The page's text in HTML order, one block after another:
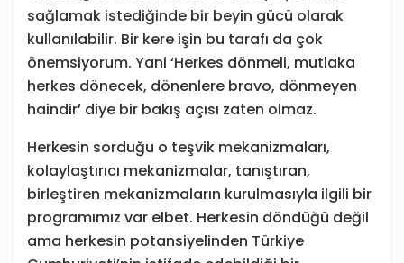
sağlamak istediğinde bir beyin gücü olarak
kullanılabilir. Bir kere işin bu tarafı da çok
önemsiyorum. Yani ‘Herkes dönmeli, mutlaka
herkes dönecek, dönenlere bravo, dönmeyen
haindir’ diye bir bakış açısı zaten olmaz.
Herkesin sorduğu o teşvik mekanizmaları,
kolaylaştırıcı mekanizmalar, tanıştıran,
birleştiren mekanizmaların kurulmasıyla ilgili bir
programımız var elbet. Herkesin döndüğü değil
ama herkesin potansiyelinden Türkiye